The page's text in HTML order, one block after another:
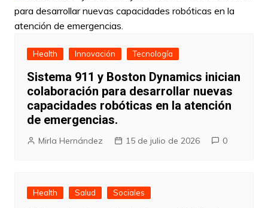
Health Innovación Tecnología
Sistema 911 y Boston Dynamics inician
colaboración para desarrollar nuevas
capacidades robóticas en la atención
de emergencias.
Mirla Hernández 15 de julio de 2026 0
Health Salud Sociales